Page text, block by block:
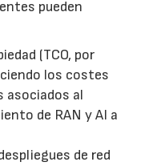
pueden
(TCO, por
los costes
asociados al
de RAN y AI a
de red